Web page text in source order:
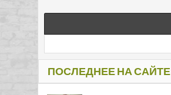
ПОСЛЕДНЕЕ НА САЙТЕ